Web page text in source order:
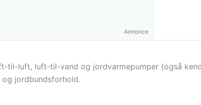
Annonce
til-luft, luft-til-vand og jordvarmepumper (også
jordbundsforhold.